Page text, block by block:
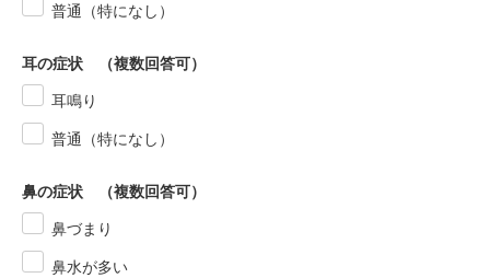
普通（特になし）
耳の症状 （複数回答可）
耳鳴り
普通（特になし）
鼻の症状 （複数回答可）
鼻づまり
鼻水が多い